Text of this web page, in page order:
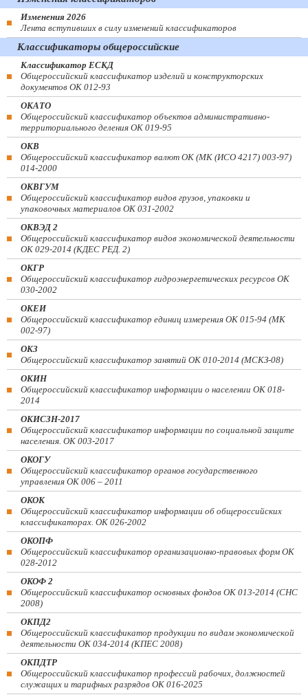
Изменения 2026
Лента вступивших в силу изменений классификаторов
Классификаторы общероссийские
Классификатор ЕСКД
Общероссийский классификатор изделий и конструкторских
документов ОК 012-93
ОКАТО
Общероссийский классификатор объектов административно-
территориального деления ОК 019-95
ОКВ
Общероссийский классификатор валют ОК (МК (ИСО 4217) 003-97)
014-2000
ОКВГУМ
Общероссийский классификатор видов грузов, упаковки и
упаковочных материалов ОК 031-2002
ОКВЭД 2
Общероссийский классификатор видов экономической деятельности
ОК 029-2014 (КДЕС РЕД. 2)
ОКГР
Общероссийский классификатор гидроэнергетических ресурсов ОК
030-2002
ОКЕИ
Общероссийский классификатор единиц измерения ОК 015-94 (МК
002-97)
ОКЗ
Общероссийский классификатор занятий ОК 010-2014 (МСКЗ-08)
ОКИН
Общероссийский классификатор информации о населении ОК 018-
2014
ОКИСЗН-2017
Общероссийский классификатор информации по социальной защите
населения. ОК 003-2017
ОКОГУ
Общероссийский классификатор органов государственного
управления ОК 006 – 2011
ОКОК
Общероссийский классификатор информации об общероссийских
классификаторах. ОК 026-2002
ОКОПФ
Общероссийский классификатор организационно-правовых форм ОК
028-2012
ОКОФ 2
Общероссийский классификатор основных фондов ОК 013-2014 (СНС
2008)
ОКПД2
Общероссийский классификатор продукции по видам экономической
деятельности ОК 034-2014 (КПЕС 2008)
ОКПДТР
Общероссийский классификатор профессий рабочих, должностей
служащих и тарифных разрядов ОК 016-2025